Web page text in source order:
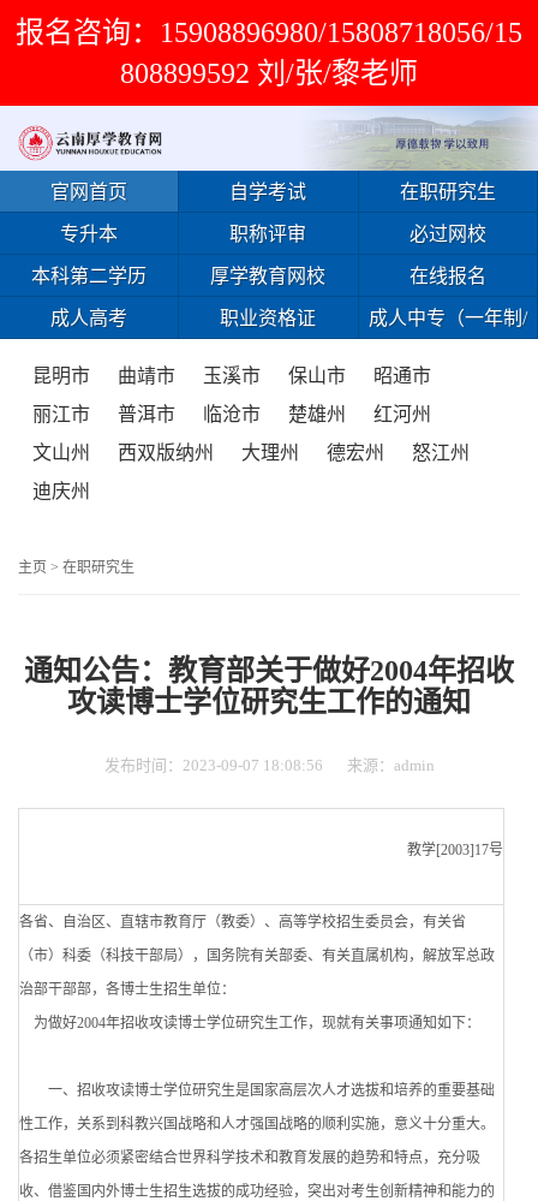
报名咨询：15908896980/15808718056/15
808899592 刘/张/黎老师
官网首页 自学考试 在职研究生
专升本 职称评审 必过网校
本科第二学历 厚学教育网校 在线报名
成人高考 职业资格证 成人中专（一年制/
昆明市 曲靖市 玉溪市 保山市
昭通市
丽江市
普洱市 临沧市 楚雄州
红河州
文山州
西双版纳州 大理州 德宏州
怒江州
迪庆州
主页 > 在职研究生
通知公告：教育部关于做好2004年招收
攻读博士学位研究生工作的通知
发布时间：2023-09-07 18:08:56 来源：admin
教学[2003]17号
各省、自治区、直辖市教育厅（教委）、高等学校招生委员会，有关省
（市）科委（科技干部局），国务院有关部委、有关直属机构，解放军总政
治部干部部，各博士生招生单位：
为做好2004年招收攻读博士学位研究生工作，现就有关事项通知如下：
一、招收攻读博士学位研究生是国家高层次人才选拔和培养的重要基础
性工作，关系到科教兴国战略和人才强国战略的顺利实施，意义十分重大。
各招生单位必须紧密结合世界科学技术和教育发展的趋势和特点，充分吸
收、借鉴国内外博士生招生选拔的成功经验，突出对考生创新精神和能力的